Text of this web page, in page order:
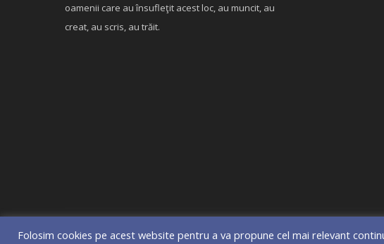
oamenii care au însufleţit acest loc, au muncit, au
creat, au scris, au trăit.
Folosim cookies pe acest website pentru a va propune cel mai relevant